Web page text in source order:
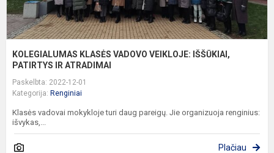
KOLEGIALUMAS KLASĖS VADOVO VEIKLOJE: IŠŠŪKIAI,
PATIRTYS IR ATRADIMAI
Paskelbta: 2022-12-01
Kategorija: Renginiai
Klasės vadovai mokykloje turi daug pareigų. Jie organizuoja renginius:
išvykas,...
Plačiau